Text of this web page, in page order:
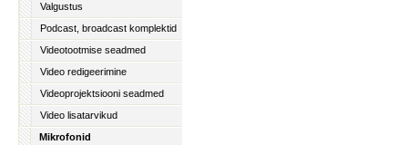
Valgustus
Podcast, broadcast komplektid
Videotootmise seadmed
Video redigeerimine
Videoprojektsiooni seadmed
Video lisatarvikud
Mikrofonid